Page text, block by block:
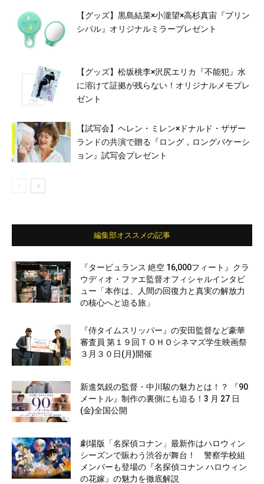
【グッズ】黒島結菜×小瀧望×高杉真宙『プリン
シパル』オリジナルミラープレゼント
【グッズ】松坂桃李×沢尻エリカ『不能犯』水
に溶けて証拠が残らない！オリジナルメモプレ
ゼント
【試写会】ヘレン・ミレン×ドナルド・ザザー
ランドの共演で贈る『ロング，ロングバケーシ
ョン』試写会プレゼント
編集部オススメの記事
『タービュランス 絶空 16,000フィート』クラ
ウディオ・ファエ監督オフィシャルインタビ
ュー「本作は、人間の回復力と真実の解放力
の核心へと迫る旅」
『侍タイムスリッパー』の安田監督など豪華
審査員 第１９回ＴＯＨＯシネマズ学生映画祭
３月３０日(月)開催
新進気鋭の監督・中川駿の魅力とは！？ 『90
メートル』制作の裏側にも迫る！3 月 27 日
(金)全国公開
劇場版「名探偵コナン」最新作はハロウィン
シーズンで賑わう渋谷が舞台！ 警察学校組
メンバーも登場の『名探偵コナン ハロウィン
の花嫁』の魅力を徹底解説